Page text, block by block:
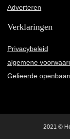
Adverteren
Verklaringen
Privacybeleid
algemene
Gelieerde
2021 ©